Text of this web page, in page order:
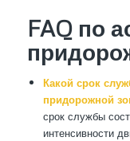
FAQ по
Какой срок
придорожной
срок службы
интенсивности